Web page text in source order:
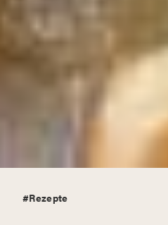
#Rezepte